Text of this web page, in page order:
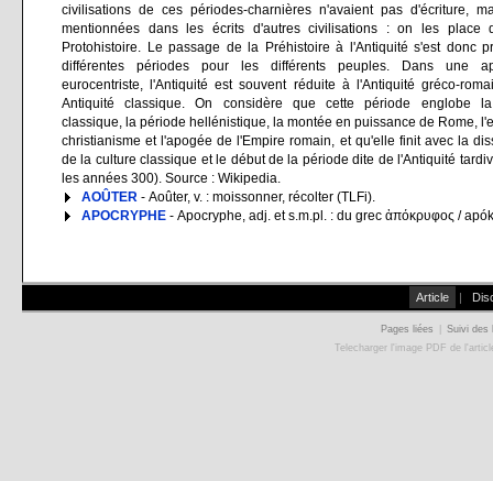
civilisations de ces périodes-charnières n'avaient pas d'écriture,
mentionnées dans les écrits d'autres civilisations : on les place
Protohistoire. Le passage de la Préhistoire à l'Antiquité s'est donc
différentes périodes pour les différents peuples. Dans une
eurocentriste, l'Antiquité est souvent réduite à l'Antiquité gréco-
Antiquité classique. On considère que cette période englobe
classique, la période hellénistique, la montée en puissance de Rome,
christianisme et l'apogée de l'Empire romain, et qu'elle finit avec la
de la culture classique et le début de la période dite de l'Antiquité
les années 300). Source : Wikipedia.
AOÛTER - Aoûter, v. : moissonner, récolter (TLFi).
APOCRYPHE - Apocryphe, adj. et s.m.pl. : du grec ἀπόκρυφος /
Article
Pages liées
Suivi des
Telecharger l'image PDF de